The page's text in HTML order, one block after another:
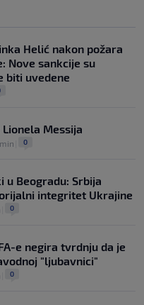
Helić nakon požara
Nove sankcije su
biti uvedene
Messija
0
u Beogradu: Srbija
integritet Ukrajine
0
e negira tvrdnju da je
"ljubavnici"
0